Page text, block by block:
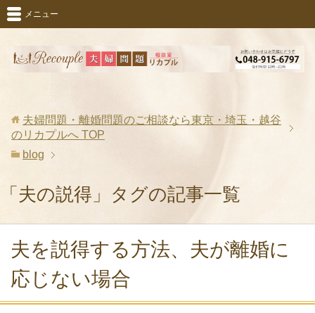
メニュー
夫婦問題・離婚問題のご相談なら東京・埼玉・越谷
のリカプルへ TOP
blog
「夫の説得」タグの記事一覧
夫を説得する方法、夫が離婚に
応じない場合